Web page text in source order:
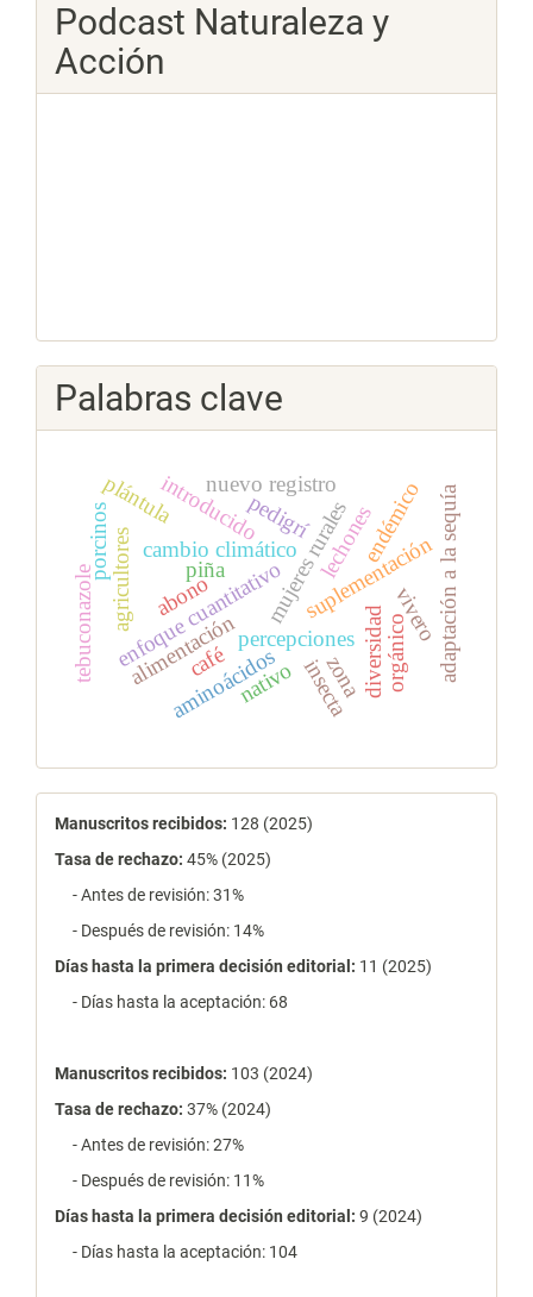
Podcast Naturaleza y
Acción
Palabras clave
mujeres rurales
percepciones
cambio climático
enfoque cuantitativo
agricultores
alimentación
suplementación
porcinos lechones
aminoácidos diversidad
insecta
endémico
nativo
introducido
nuevo registro
piña
tebuconazole
pedigrí adaptación a la sequía
café
abono
orgánico
plántula
vivero
zona
estadísticas
Manuscritos recibidos: 128 (2025)
Tasa de rechazo: 45% (2025)
- Antes de revisión: 31%
- Después de revisión: 14%
Días hasta la primera decisión editorial: 11 (2025)
- Días hasta la aceptación: 68
Manuscritos recibidos: 103 (2024)
Tasa de rechazo: 37% (2024)
- Antes de revisión: 27%
- Después de revisión: 11%
Días hasta la primera decisión editorial: 9 (2024)
- Días hasta la aceptación: 104